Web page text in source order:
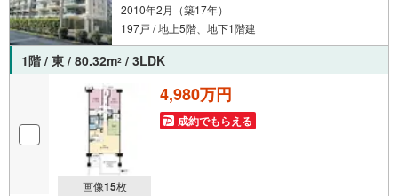
ご案内・詳細な資料のご請求はお気軽にどうぞ♪
お電話でのお問い合わせも常時受け付けております！
お気軽にお問い合わせください。
2010年2月（築17年）
197戸 / 地上5階、地下1階建
1階 / 東 / 80.32m2 / 3LDK
画像15枚
4,980万円
成約でもらえる